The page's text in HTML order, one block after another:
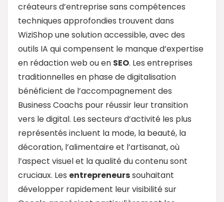
créateurs d’entreprise sans compétences
techniques approfondies trouvent dans
WiziShop une solution accessible, avec des
outils IA qui compensent le manque d’expertise
en rédaction web ou en SEO. Les entreprises
traditionnelles en phase de digitalisation
bénéficient de l’accompagnement des
Business Coachs pour réussir leur transition
vers le digital. Les secteurs d’activité les plus
représentés incluent la mode, la beauté, la
décoration, l’alimentaire et l’artisanat, où
l’aspect visuel et la qualité du contenu sont
cruciaux. Les entrepreneurssouhaitant
développer rapidement leur visibilité sur